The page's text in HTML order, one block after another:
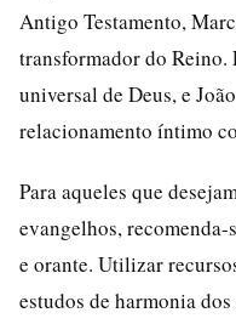
Antigo Testamento,
transformador do Reino.
universal de Deus, e
relacionamento íntimo
Para aqueles que
evangelhos,
e orante. Utilizar
estudos de harmonia